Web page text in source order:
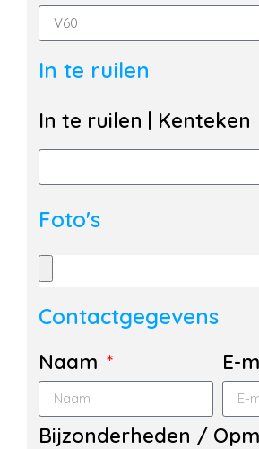
In te ruilen
In te ruilen | Kenteken
Foto's
Contactgegevens
Naam E-
Bijzonderheden /